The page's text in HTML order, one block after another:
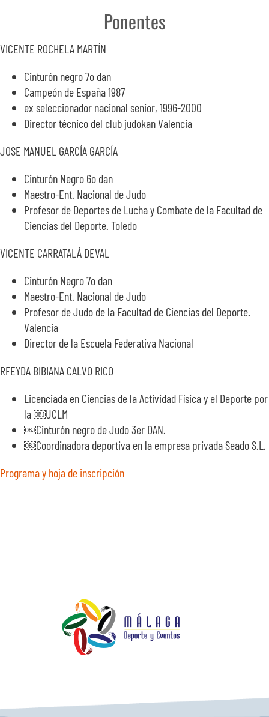
Ponentes
VICENTE ROCHELA MARTÍN
Cinturón negro 7o dan
Campeón de España 1987
ex seleccionador nacional senior, 1996-2000
Director técnico del club judokan Valencia
JOSE MANUEL GARCÍA GARCÍA
Cinturón Negro 6o dan
Maestro-Ent. Nacional de Judo
Profesor de Deportes de Lucha y Combate de la Facultad de
Ciencias del Deporte. Toledo
VICENTE CARRATALÁ DEVAL
Cinturón Negro 7o dan
Maestro-Ent. Nacional de Judo
Profesor de Judo de la Facultad de Ciencias del Deporte.
Valencia
Director de la Escuela Federativa Nacional
RFEYDA BIBIANA CALVO RICO
Licenciada en Ciencias de la Actividad Física y el Deporte por
la ￼UCLM
￼Cinturón negro de Judo 3er DAN.
￼Coordinadora deportiva en la empresa privada Seado S.L.
Programa y hoja de inscripción